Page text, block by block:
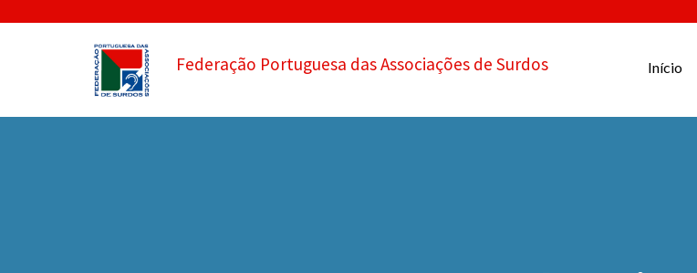
Federação Portuguesa das Associações de Surdos Início